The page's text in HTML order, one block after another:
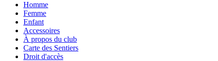
Homme
Femme
Enfant
Accessoires
À propos du club
Carte des Sentiers
Droit d'accès